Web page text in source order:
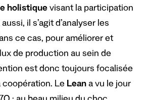
holistique visant la participation
aussi, il s’agit d’analyser les
ce cas, pour améliorer et
de production au sein de
est donc toujours focalisée
coopération. Le Lean a vu le jour